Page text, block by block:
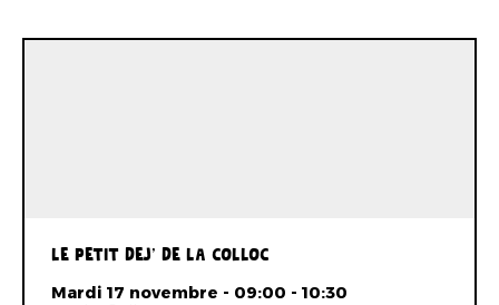
LE PETIT DEJ' DE LA COLLOC
Mardi 17 novembre - 09:00 - 10:30